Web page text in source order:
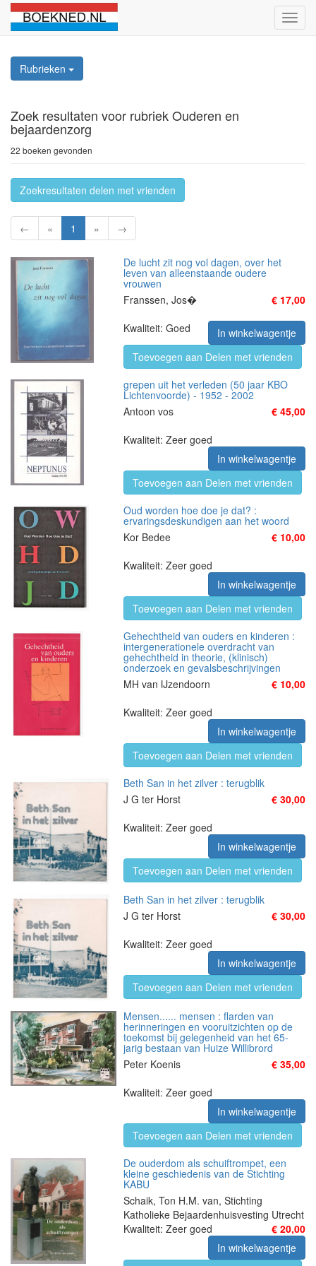
Rubrieken
Zoek resultaten voor rubriek Ouderen en
bejaardenzorg
22 boeken gevonden
Zoekresultaten delen met vrienden
← « 1 » →
De lucht zit nog vol dagen, over het
leven van alleenstaande oudere
vrouwen
Franssen, Jos�
€ 17,00
Kwaliteit: Goed
In winkelwagentje
Toevoegen aan Delen met vrienden
grepen uit het verleden (50 jaar KBO
Lichtenvoorde) - 1952 - 2002
Antoon vos
€ 45,00
Kwaliteit: Zeer goed
In winkelwagentje
Toevoegen aan Delen met vrienden
Oud worden hoe doe je dat? :
ervaringsdeskundigen aan het woord
Kor Bedee
€ 10,00
Kwaliteit: Zeer goed
In winkelwagentje
Toevoegen aan Delen met vrienden
Gehechtheid van ouders en kinderen :
intergenerationele overdracht van
gehechtheid in theorie, (klinisch)
onderzoek en gevalsbeschrijvingen
MH van IJzendoorn
€ 10,00
Kwaliteit: Zeer goed
In winkelwagentje
Toevoegen aan Delen met vrienden
Beth San in het zilver : terugblik
J G ter Horst
€ 30,00
Kwaliteit: Zeer goed
In winkelwagentje
Toevoegen aan Delen met vrienden
Beth San in het zilver : terugblik
J G ter Horst
€ 30,00
Kwaliteit: Zeer goed
In winkelwagentje
Toevoegen aan Delen met vrienden
Mensen...... mensen : flarden van
herinneringen en vooruitzichten op de
toekomst bij gelegenheid van het 65-
jarig bestaan van Huize Willibrord
Peter Koenis
€ 35,00
Kwaliteit: Zeer goed
In winkelwagentje
Toevoegen aan Delen met vrienden
De ouderdom als schuiftrompet, een
kleine geschiedenis van de Stichting
KABU
Schaik, Ton H.M. van, Stichting
Katholieke Bejaardenhuisvesting Utrecht
€ 20,00
Kwaliteit: Zeer goed
In winkelwagentje